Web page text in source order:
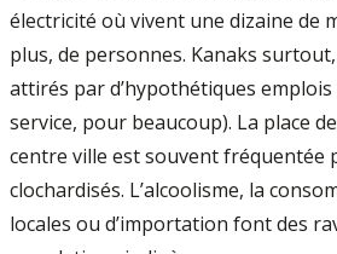
électricité où vivent une dizaine de
plus, de personnes. Kanaks
attirés par d’hypothétiques
service, pour beaucoup). La place
centre ville est souvent fréquentée
clochardisés. L’alcoolisme, la
locales ou d’importation font des